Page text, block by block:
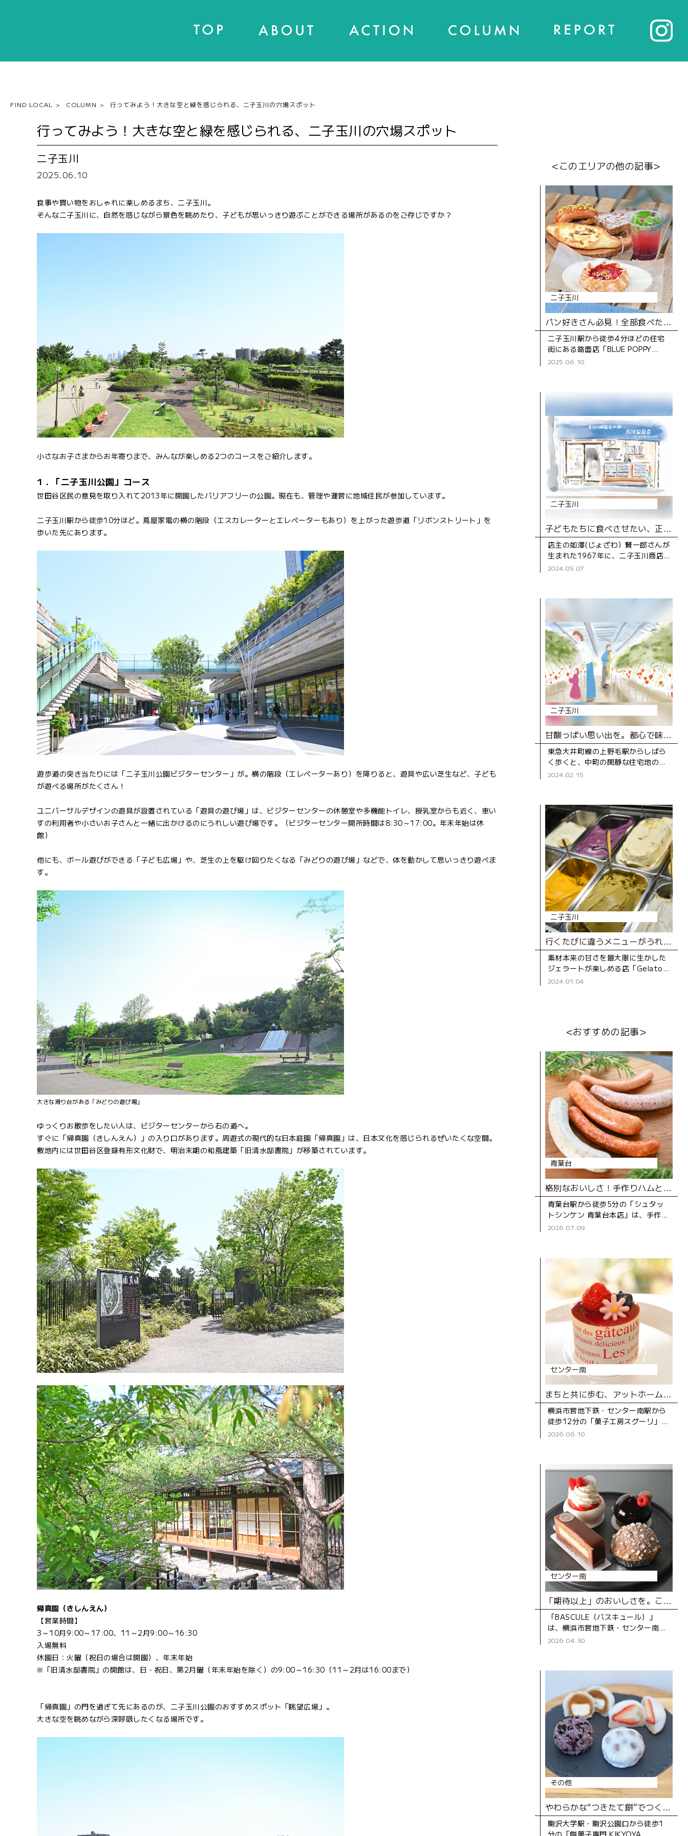
FIND LOCAL COLUMN 行ってみよう！大きな空と緑を感じられる、二子玉川の穴場スポット
行ってみよう！大きな空と緑を感じられる、二子玉川の穴場スポット
二子玉川
2025.06.10
食事や買い物をおしゃれに楽しめるまち、二子玉川。
そんな二子玉川に、自然を感じながら景色を眺めたり、子どもが思いっきり遊ぶことができる場所があるのをご存じですか？
小さなお子さまからお年寄りまで、みんなが楽しめる2つのコースをご紹介します。
1．「二子玉川公園」コース
世田谷区民の意見を取り入れて2013年に開園したバリアフリーの公園。現在も、管理や運営に地域住民が参加しています。
二子玉川駅から徒歩10分ほど。蔦屋家電の横の階段（エスカレーターとエレベーターもあり）を上がった遊歩道「リボンストリート」を
歩いた先にあります。
遊歩道の突き当たりには「二子玉川公園ビジターセンター」が。横の階段（エレベーターあり）を降りると、遊具や広い芝生など、子ども
が遊べる場所がたくさん！
ユニバーサルデザインの遊具が設置されている「遊具の遊び場」は、ビジターセンターの休憩室や多機能トイレ、授乳室からも近く、車い
すの利用者や小さいお子さんと一緒に出かけるのにうれしい遊び場です。（ビジターセンター開所時間は8:30～17:00。年末年始は休
館）
他にも、ボール遊びができる「子ども広場」や、芝生の上を駆け回りたくなる「みどりの遊び場」などで、体を動かして思いっきり遊べま
す。
大きな滑り台がある「みどりの遊び場」
ゆっくりお散歩をしたい人は、ビジターセンターから右の道へ。
すぐに「帰真園（きしんえん）」の入り口があります。周遊式の現代的な日本庭園「帰真園」は、日本文化を感じられるぜいたくな空間。
敷地内には世田谷区登録有形文化財で、明治末期の和風建築「旧清水邸書院」が移築されています。
帰真園（きしんえん）
【営業時間】
3～10月9:00～17:00、11～2月9:00～16:30
入場無料
休園日：火曜（祝日の場合は開園）、年末年始
※「旧清水邸書院」の開館は、日・祝日、第2月曜（年末年始を除く）の9:00～16:30（11～2月は16:00まで）
「帰真園」の門を過ぎて先にあるのが、二子玉川公園のおすすめスポット「眺望広場」。
大きな空を眺めながら深呼吸したくなる場所です。
<このエリアの他の記事>
二子玉川
パン好きさん必見！全部食べたい、ロブション仕込みの極上パン
二子玉川駅から徒歩4分ほどの住宅
街にある路面店「BLUE POPPY
Bakery（ブルーポピーベーカリ
2025.06.10
二子玉川
子どもたちに食べさせたい、正直な和菓子。
店主の如澤(じょざわ）賢一郎さんが
生まれた1967年に、二子玉川商店
街に移転して開店した『西河製菓
2024.05.07
二子玉川
甘酸っぱい思い出を。都心で味わういちご狩り体験。
東急大井町線の上野毛駅からしばら
く歩くと、中町の閑静な住宅地の一
角に立つ数棟のビニールハウスを目
2024.02.15
二子玉川
行くたびに違うメニューがうれしい！全種類食べたくなる上質ジェラート
素材本来の甘さを最大限に生かした
ジェラートが楽しめる店「Gelato
９．（ジェラートナイン）」。 フレ
2024.01.04
<おすすめの記事>
青葉台
格別なおいしさ！手作りハムとソーセージ専門店
青葉台駅から徒歩5分の「シュタッ
トシンケン 青葉台本店」は、手作り
ハムとソーセージの専門店。創業39
2026.07.09
センター南
まちと共に歩む、アットホームなケーキ屋さん
横浜市営地下鉄・センター南駅から
徒歩12分の「菓子工房スグーリ」
は、パティシエの須栗（すぐり）さ
2026.06.10
センター南
「期待以上」のおいしさを。こだわりが生み出す、とびきりのスイーツ
「BASCULE（バスキュール）」
は、横浜市営地下鉄・センター南駅
から徒歩3分、大通りから一本入っ
2026.04.30
その他
やわらかな“つきたて餅”でつくる極上の餅菓子の店
駒沢大学駅・駒沢公園口から徒歩1